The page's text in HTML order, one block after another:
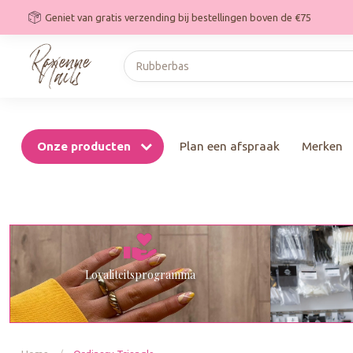
Geniet van gratis verzending bij bestellingen boven de €75
Onze producten Plan een afspraak Merken
Loyaliteitsprogramma